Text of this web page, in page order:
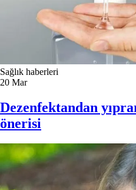
Sağlık haberleri
20 Mar
Dezenfektandan
önerisi